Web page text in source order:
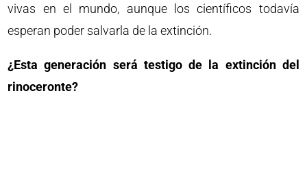
vivas en el mundo, aunque los científicos todavía
esperan poder salvarla de la extinción.
¿Esta generación será testigo de la extinción del
rinoceronte?